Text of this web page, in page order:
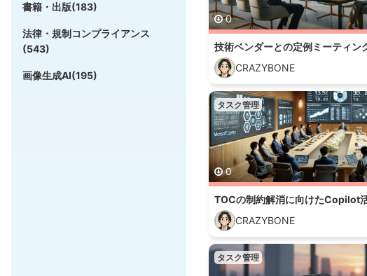
書籍・出版(183)
法律・規制コンプライアンス
(543)
画像生成AI(195)
0
CRAZYBONE
タスク管理
0
CRAZYBONE
タスク管理